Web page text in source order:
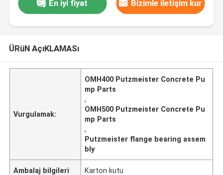
En iyi fiyat Bizimle iletişim kur
ÜRüN AçıKLAMASı
Vurgulamak:
OMH400 Putzmeister Concrete Pu
mp Parts
,
OMH500 Putzmeister Concrete Pu
mp Parts
,
Putzmeister flange bearing assem
bly
Ambalaj bilgileri Karton kutu